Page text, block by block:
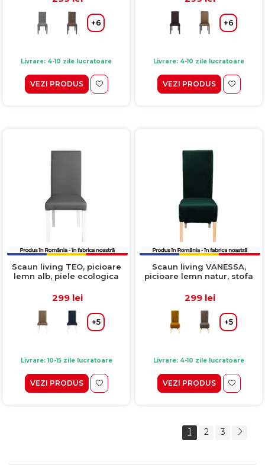
+6
Livrare: 4-10 zile lucratoare
VEZI PRODUS
+6
Livrare: 4-10 zile lucratoare
VEZI PRODUS
Scaun living TEO, picioare
lemn alb, piele ecologica
299 lei
+5
Livrare: 10-15 zile lucratoare
VEZI PRODUS
Scaun living VANESSA,
picioare lemn natur, stofa
cm
299 lei
+5
Livrare: 4-10 zile lucratoare
VEZI PRODUS
1 2 3